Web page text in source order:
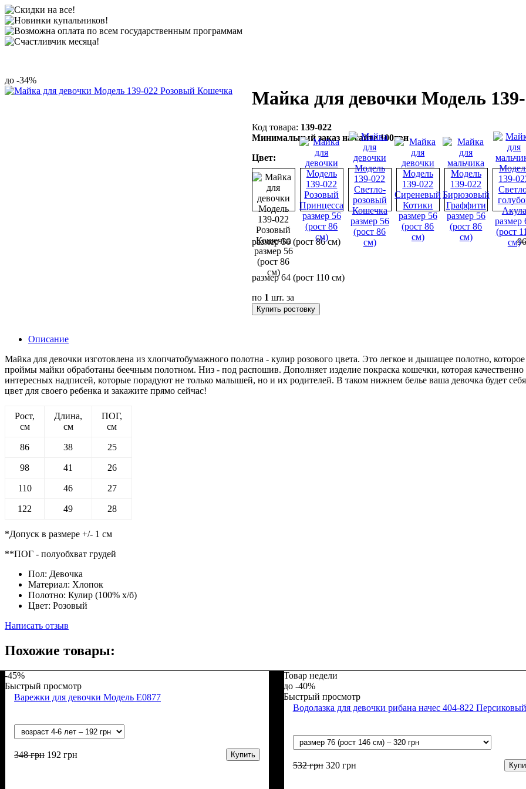
-34%
Майка для девочки Модель
139-022
Минимальный заказ на сайте 100грн
Цвет:
размер 56 (рост 86 см) 96
размер 64 (рост 110 см)
по 1 шт. за
Купить ростовку
Описание
Майка для девочки изготовлена из хлопчатобумажного полотна - кулир розового цвета. Это легкое и дышащее полотно,
проймы майки обработаны беечным полотном. Низ - под распошив. Дополняет изделие покраска кошечки, которая
интересных надписей, которые порадуют не только малышей, но и их родителей. В таком нижнем белье ваша девочка будет
цвет для своего ребенка и закажите прямо сейчас!
Рост,
см
Длина,
см
ПОГ,
см
86 38 25
98 41 26
110 46 27
122 49 28
*Допуск в размере +/- 1 см
**ПОГ - полуобхват грудей
Пол: Девочка
Материал: Хлопок
Полотно: Кулир (100% х/б)
Цвет: Розовый
Написать отзыв
Похожие товары:
-45%
Быстрый просмотр
Варежки для девочки Модель Е0877
348грн 192 грн Купить
Товар недели
-40%
Быстрый просмотр
Водолазка для девочки рибана начес 404-822 Персиковый
532грн 320грн